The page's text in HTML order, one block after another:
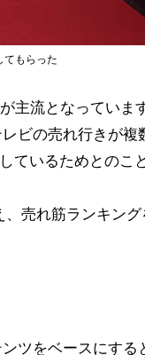
てもらった
主流となっていま
ビの売れ行きが複
ているためとのこと
売れ筋ランキン
ツをベースにする